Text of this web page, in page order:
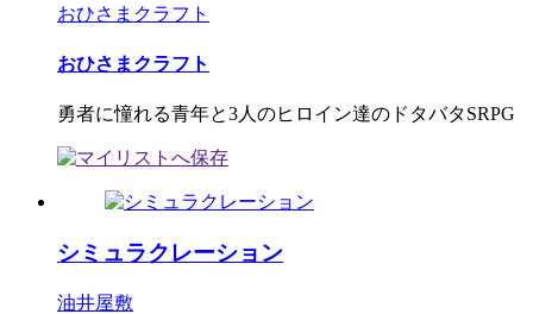
おひさまクラフト
おひさまクラフト
勇者に憧れる青年と3人のヒロイン達のドタバタSRPG
シミュラクレーション
油井屋敷